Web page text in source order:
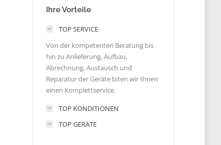
Ihre Vorteile
TOP SERVICE
Von der kompetenten Beratung bis
hin zu Anlieferung, Aufbau,
Abrechnung, Austausch und
Reparatur der Geräte biten wir Ihnen
einen Komplettservice.
TOP KONDITIONEN
TOP GERÄTE